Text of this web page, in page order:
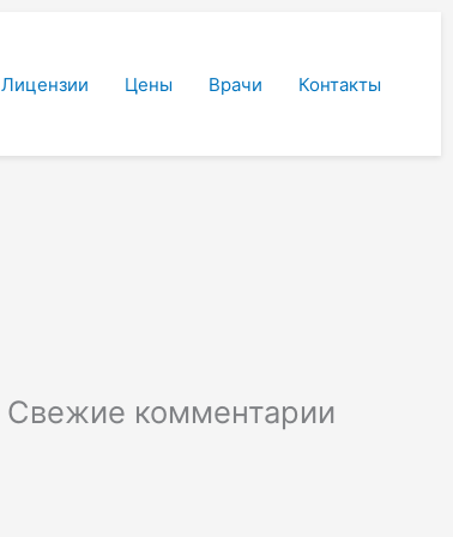
Лицензии Цены Врачи Контакты
Свежие комментарии